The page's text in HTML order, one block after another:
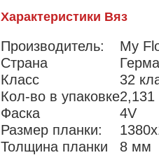
Характеристики Вяз
Производитель:
My
Страна
Класс
32
Кол-во в упаковке2,131
Фаска
4V
Размер планки:
Толщина планки
8 мм